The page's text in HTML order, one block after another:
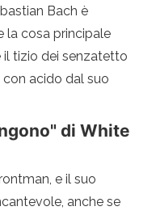
Bach è
la cosa principale
tizio dei senzatetto
acido dal suo
di White
e il suo
anche se